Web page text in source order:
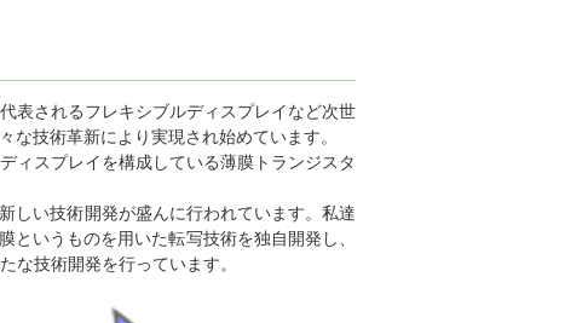
表されるフレキシブルディスプレイなど次世
技術革新により実現され始めています。
ィスプレイを構成している薄膜トランジスタ
しい技術開発が盛んに行われています。私達
いうものを用いた転写技術を独自開発し、
な技術開発を行っています。